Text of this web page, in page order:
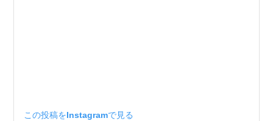
この投稿をInstagramで見る